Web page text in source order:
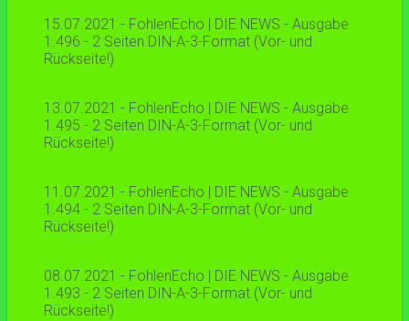
15.07.2021 - FohlenEcho | DIE NEWS - Ausgabe
1.496 - 2 Seiten DIN-A-3-Format (Vor- und
Rückseite!)
13.07.2021 - FohlenEcho | DIE NEWS - Ausgabe
1.495 - 2 Seiten DIN-A-3-Format (Vor- und
Rückseite!)
11.07.2021 - FohlenEcho | DIE NEWS - Ausgabe
1.494 - 2 Seiten DIN-A-3-Format (Vor- und
Rückseite!)
08.07.2021 - FohlenEcho | DIE NEWS - Ausgabe
1.493 - 2 Seiten DIN-A-3-Format (Vor- und
Rückseite!)